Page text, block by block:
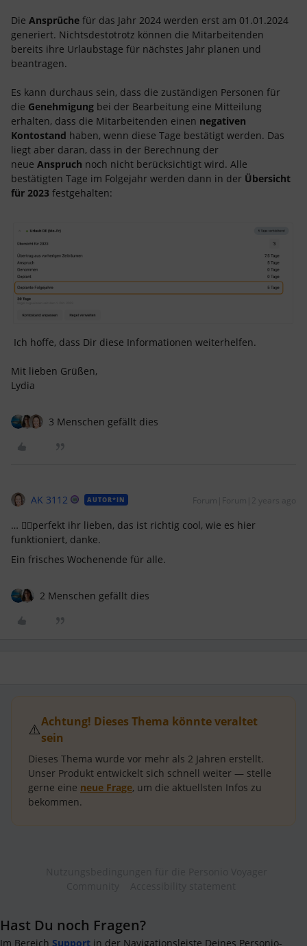
Die Ansprüche für das Jahr 2024 werden erst am 01.01.2024
generiert. Nichtsdestotrotz können die Mitarbeitenden
bereits ihre Urlaubstage für nächstes Jahr planen und
beantragen.
Es kann durchaus sein, dass die zuständigen Personen für
die Genehmigung bei der Bearbeitung eine Mitteilung
erhalten, dass die Mitarbeitenden einen negativen
Kontostand haben, wenn diese Tage bestätigt werden. Das
liegt aber daran, dass in der Berechnung der
neue Anspruch noch nicht berücksichtigt wird. Alle
bestätigten Tage im Folgejahr werden dann in der Übersicht
für 2023 festgehalten:
Ich hoffe, dass Dir diese Informationen weiterhelfen.
Mit lieben Grüßen,
Lydia
3 Menschen gefällt dies
AK 3112 AUTOR*IN Forum|Forum|2 years ago
… ✌🏼perfekt ihr lieben, das ist richtig cool, wie es hier
funktioniert, danke.
Ein frisches Wochenende für alle.
2 Menschen gefällt dies
⚠️Achtung! Dieses Thema könnte veraltet
sein
Dieses Thema wurde vor mehr als 2 Jahren erstellt.
Unser Produkt entwickelt sich schnell weiter — stelle
gerne eine neue Frage, um die aktuellsten Infos zu
bekommen.
Hast Du noch Fragen?
Im Bereich Support in der Navigationsleiste Deines Personio-